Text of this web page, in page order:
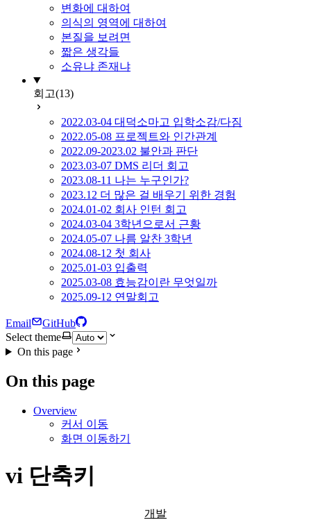
변화에 대하여
의식의 영역에 대하여
본질을 보려면
짧은 생각들
소유냐 존재냐
회고(13)
2022.03-04 대덕소마고 입학소감/다짐
2022.05-08 프로젝트와 인간관계
2022.09-2023.02 불안과 판단
2023.03-07 DMS 리더 회고
2023.08-11 나는 누구인가?
2023.12 더 많은 걸 배우기 위한 경험
2024.01-02 회사 인턴 회고
2024.03-04 3학년으로서 근황
2024.05-07 나름 알찬 3학년
2024.08-12 첫 회사
2025.01-03 입출력
2025.03-08 효능감이란 무엇일까
2025.09-12 연말회고
Email
GitHub
Select theme
On this page
On this page
Overview
커서 이동
화면 이동하기
vi 단축키
개발